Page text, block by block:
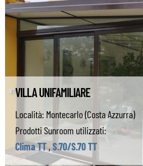
VILLA UNIFAMILIARE
Località: Montecarlo (Costa Azzurra)
Prodotti Sunroom utilizzati:
Clima TT,S.70/S.70 TT